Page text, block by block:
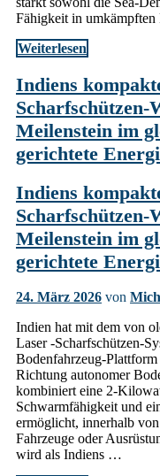
Fähigkeit in
Weiterlesen
Indiens
Scharfschützen-
Meilenstein im
gerichtete
Indiens
Scharfschützen-
Meilenstein im
gerichtete
24. März 2026 von
Indien hat mit dem von
Laser -Scharfschützen-
Bodenfahrzeug-
Richtung autonomer
kombiniert eine 2-
Schwarmfähigkeit und
ermöglicht, innerhalb
Fahrzeuge oder
wird als Indiens …